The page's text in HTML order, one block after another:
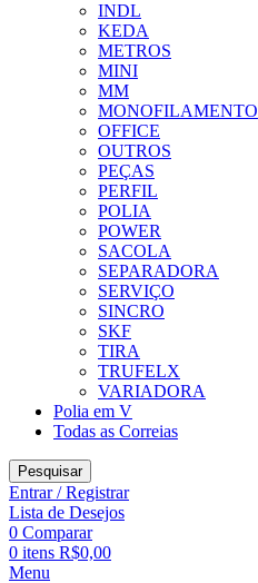
INDL
KEDA
METROS
MINI
MM
MONOFILAMENTO
OFFICE
OUTROS
PEÇAS
PERFIL
POLIA
POWER
SACOLA
SEPARADORA
SERVIÇO
SINCRO
SKF
TIRA
TRUFELX
VARIADORA
Polia em V
Todas as Correias
Pesquisar
Entrar / Registrar
Lista de Desejos
0 Comparar
0 itens R$0,00
Menu